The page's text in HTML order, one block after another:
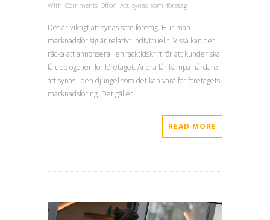
With Comments Offon Att synas som företag
Det är viktigt att synas som företag. Hur man
marknadsför sig är relativt individuellt. Vissa kan det
räcka att annonsera i en facktidskrift för att kunder ska
få upp ögonen för företaget. Andra får kämpa hårdare
att synas i den djungel som det kan vara för företagets
marknadsföring. Det gäller…
READ MORE